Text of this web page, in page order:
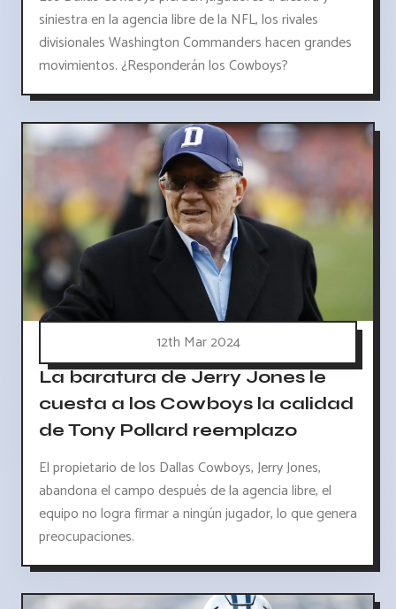
siniestra en la agencia libre de la NFL, los rivales
divisionales Washington Commanders hacen grandes
movimientos. ¿Responderán los Cowboys?
12th Mar 2024
La baratura de Jerry Jones le
cuesta a los Cowboys la calidad
de Tony Pollard reemplazo
El propietario de los Dallas Cowboys, Jerry Jones,
abandona el campo después de la agencia libre, el
equipo no logra firmar a ningún jugador, lo que genera
preocupaciones.